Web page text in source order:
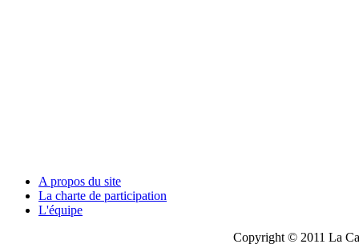
A propos du site
La charte de participation
L'équipe
Copyright © 2011 La